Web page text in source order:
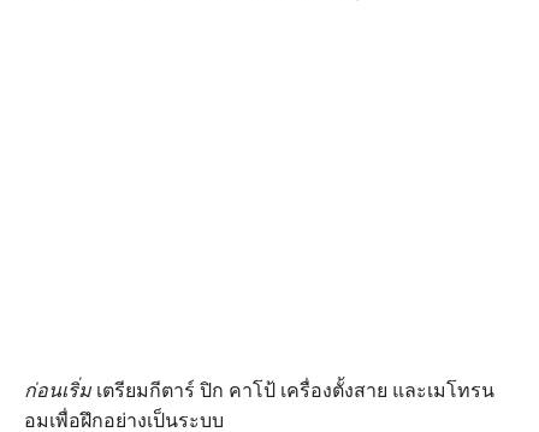
ก่อนเริ่มเตรียมกีตาร์ ปิก คาโป้ เครื่องตั้งสาย และเมโทรน
อมเพื่อฝึกอย่างเป็นระบบ